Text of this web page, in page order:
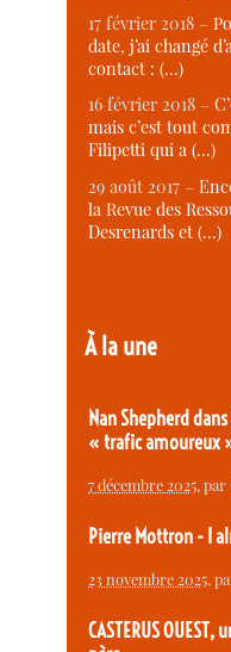
17 février 2018 –
date, j’ai changé
contact : (…)
16 février 2018 –
mais c’est tout
Filipetti qui a (…)
29 août 2017 –
la Revue des
Desrenards et (…)
À la une
Nan Shepherd
« trafic amoureux
7 décembre 2025, par
Pierre Mottron - I
23 novembre 2025,
CASTERUS